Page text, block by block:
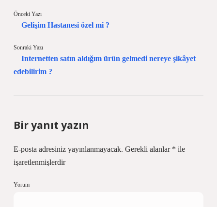
Önceki Yazı
Gelişim Hastanesi özel mi ?
Sonraki Yazı
Internetten satın aldığım ürün gelmedi nereye şikâyet
edebilirim ?
Bir yanıt yazın
E-posta adresiniz yayınlanmayacak. Gerekli alanlar * ile
işaretlenmişlerdir
Yorum